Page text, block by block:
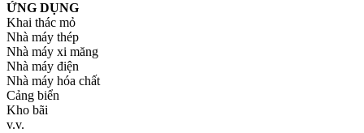
ỨNG DỤNG
Khai thác mỏ
Nhà máy thép
Nhà máy xi măng
Nhà máy điện
Nhà máy hóa chất
Cảng biển
Kho bãi
v.v.